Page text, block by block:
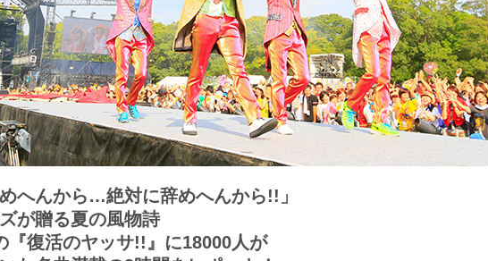
めへんから…絶対に辞めへんから!!」
が贈る夏の風物詩
『復活のヤッサ!!』に18000人が